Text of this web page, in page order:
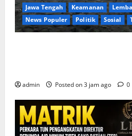
Jawa Tengah
Keamanan
News Populer
Politik Sosial
admin Posted on 3 jam ago 0